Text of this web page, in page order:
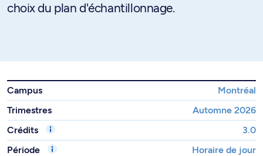
choix du plan d'échantillonnage.
Campus
Montréal
Trimestres
Automne 2026
Crédits
3.0
Période
Horaire de jour